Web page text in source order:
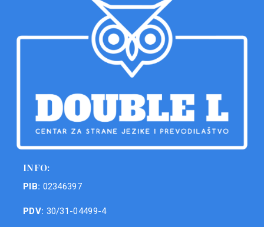
INFO:
PIB: 02346397
PDV: 30/31-04499-4